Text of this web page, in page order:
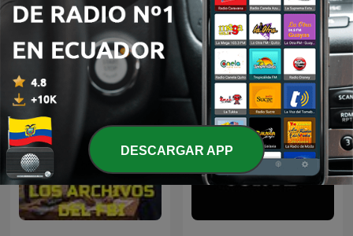
LOS COMICOS
AMBULANTES
Chistes,cuentos
DESCARGAR APP